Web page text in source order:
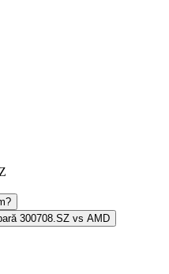
300708.SZ vs AMD